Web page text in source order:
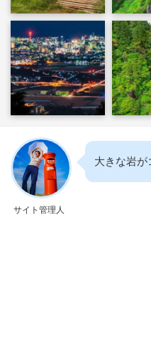
サイト管理人
大きな岩が